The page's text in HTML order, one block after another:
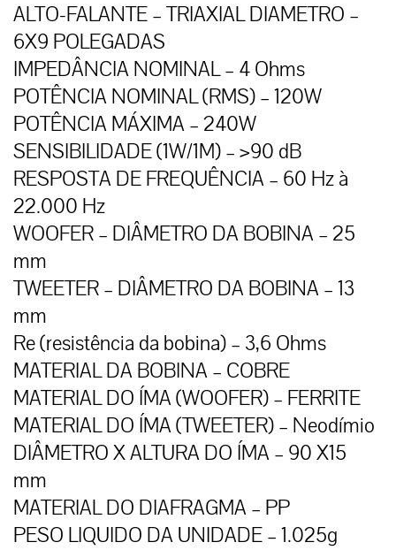
ALTO-FALANTE – TRIAXIAL DIAMETRO –
6X9 POLEGADAS
IMPEDÂNCIA NOMINAL – 4 Ohms
POTÊNCIA NOMINAL (RMS) – 120W
POTÊNCIA MÁXIMA – 240W
SENSIBILIDADE (1W/1M) – >90 dB
RESPOSTA DE FREQUÊNCIA – 60 Hz à
22.000 Hz
WOOFER – DIÂMETRO DA BOBINA – 25
mm
TWEETER – DIÂMETRO DA BOBINA – 13
mm
Re (resistência da bobina) – 3,6 Ohms
MATERIAL DA BOBINA – COBRE
MATERIAL DO ÍMA (WOOFER) – FERRITE
MATERIAL DO ÍMA (TWEETER) – Neodímio
DIÂMETRO X ALTURA DO ÍMA – 90 X15
mm
MATERIAL DO DIAFRAGMA – PP
PESO LIQUIDO DA UNIDADE – 1.025g